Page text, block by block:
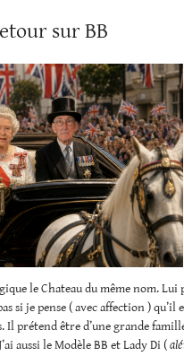
sur BB
le Chateau du même nom.
si je pense ( avec affection )
Il prétend être d’une grande
aussi le Modèle BB et Lady Di (